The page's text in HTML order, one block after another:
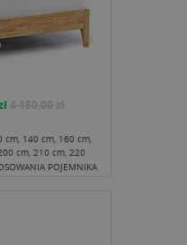
4 150,00 zł
cm, 140 cm, 160 cm,
cm, 210 cm, 220
POJEMNIKA